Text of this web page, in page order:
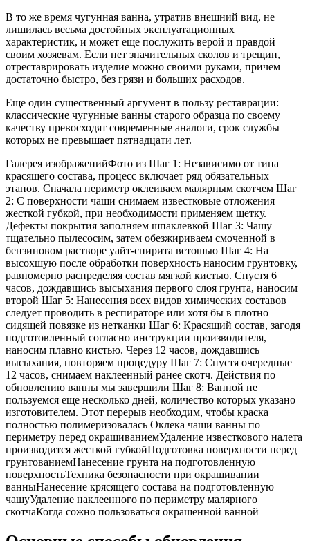
В то же время чугунная ванна, утратив внешний вид, не
лишилась весьма достойных эксплуатационных
характеристик, и может еще послужить верой и правдой
своим хозяевам. Если нет значительных сколов и трещин,
отреставрировать изделие можно своими руками, причем
достаточно быстро, без грязи и больших расходов.
Еще один существенный аргумент в пользу реставрации:
классические чугунные ванны старого образца по своему
качеству превосходят современные аналоги, срок службы
которых не превышает пятнадцати лет.
Галерея изображенийФото из Шаг 1: Независимо от типа
красящего состава, процесс включает ряд обязательных
этапов. Сначала периметр оклеиваем малярным скотчем Шаг
2: С поверхности чаши снимаем известковые отложения
жесткой губкой, при необходимости применяем щетку.
Дефекты покрытия заполняем шпаклевкой Шаг 3: Чашу
тщательно пылесосим, затем обезжириваем смоченной в
бензиновом растворе уайт-спирита ветошью Шаг 4: На
высохшую после обработки поверхность наносим грунтовку,
равномерно распределяя состав мягкой кистью. Спустя 6
часов, дождавшись высыхания первого слоя грунта, наносим
второй Шаг 5: Нанесения всех видов химических составов
следует проводить в респираторе или хотя бы в плотно
сидящей повязке из нетканки Шаг 6: Красящий состав, загодя
подготовленный согласно инструкции производителя,
наносим плавно кистью. Через 12 часов, дождавшись
высыхания, повторяем процедуру Шаг 7: Спустя очередные
12 часов, снимаем наклеенный ранее скотч. Действия по
обновлению ванны мы завершили Шаг 8: Ванной не
пользуемся еще несколько дней, количество которых указано
изготовителем. Этот перерыв необходим, чтобы краска
полностью полимеризовалась Оклека чаши ванны по
периметру перед окрашиваниемУдаление известкового налета
производится жесткой губкойПодготовка поверхности перед
грунтованиемНанесение грунта на подготовленную
поверхностьТехника безопасности при окрашивании
ванныНанесение крясящего состава на подготовленную
чашуУдаление наклеенного по периметру малярного
скотчаКогда сожно пользоваться окрашенной ванной